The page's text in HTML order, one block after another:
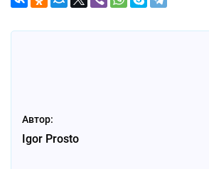
Автор:
Igor Prosto